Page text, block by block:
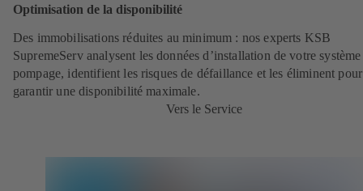
Optimisation de la disponibilité
Des immobilisations réduites au minimum : nos experts KSB
SupremeServ analysent les données d’installation de votre
pompage, identifient les risques de défaillance et les éliminent pour
garantir une disponibilité maximale.
Vers le Service